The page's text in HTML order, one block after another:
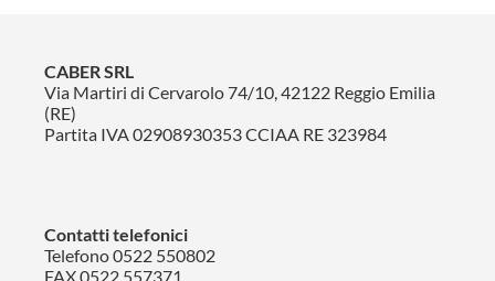
CABER SRL
Via Martiri di Cervarolo 74/10, 42122 Reggio Emilia
(RE)
Partita IVA 02908930353 CCIAA RE 323984
Contatti telefonici
Telefono0522 550802
FAX 0522 557371